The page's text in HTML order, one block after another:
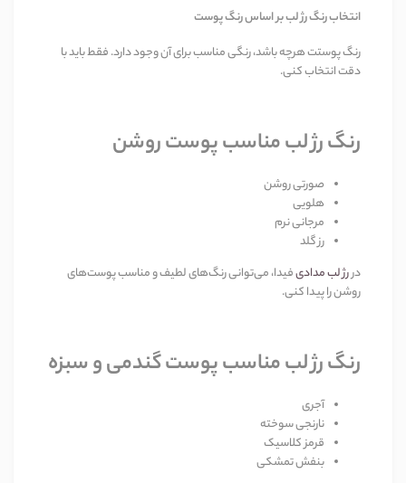
انتخاب رنگ رژ لب بر اساس رنگ پوست
رنگ پوستت هرچه باشد، رنگی مناسب برای آن وجود دارد. فقط باید با
دقت انتخاب کنی.
رنگ رژ لب مناسب پوست روشن
صورتی روشن
هلویی
مرجانی نرم
رز گلد
دررژ لب مدادیفیدا، می‌توانی رنگ‌های لطیف و مناسب پوست‌های
روشن را پیدا کنی.
رنگ رژ لب مناسب پوست گندمی و سبزه
آجری
نارنجی سوخته
قرمز کلاسیک
بنفش تمشکی